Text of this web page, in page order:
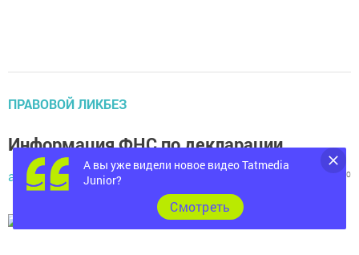
ПРАВОВОЙ ЛИКБЕЗ
Информация ФНС по декларации
admin, 28 февраля 2020 - 08:57 0
А вы уже видели новое видео Tatmedia
Junior?
Cмотреть